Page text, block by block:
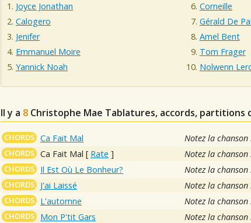
Joyce Jonathan
Calogero
Jenifer
Emmanuel Moire
Yannick Noah
Corneille
Gérald De
Amel Bent
Tom Frager
Nolwenn
Il y a 8 Christophe Mae Tablatures, accords, partitions
CHORDS Ca Fait Mal Notez la chanson
CHORDS Ca Fait Mal [ Rate ] Notez la chanson
CHORDS Il Est Où Le Bonheur? Notez la chanson
CHORDS J'ai Laissé Notez la chanson
CHORDS L'automne Notez la chanson
CHORDS Mon P'tit Gars Notez la chanson